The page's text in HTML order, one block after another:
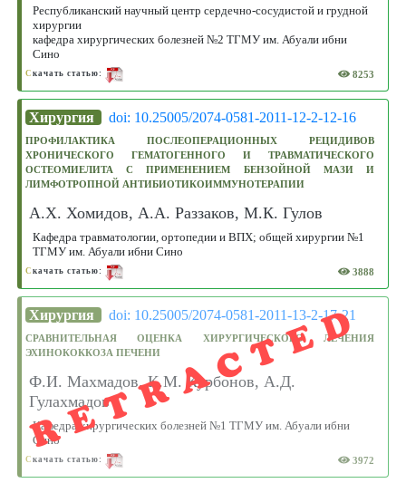
Республиканский научный центр сердечно-сосудистой и грудной
хирургии
кафедра хирургических болезней №2 ТГМУ им. Абуали ибни
Сино
С качать статью: 8253
Хирургия doi: 10.25005/2074-0581-2011-12-2-12-16
ПРОФИЛАКТИКА ПОСЛЕОПЕРАЦИОННЫХ РЕЦИДИВОВ
ХРОНИЧЕСКОГО ГЕМАТОГЕННОГО И ТРАВМАТИЧЕСКОГО
ОСТЕОМИЕЛИТА С ПРИМЕНЕНИЕМ БЕНЗОЙНОЙ МАЗИ И
ЛИМФОТРОПНОЙ АНТИБИОТИКОИММУНОТЕРАПИИ
А.Х. Хомидов, А.А. Раззаков, М.К. Гулов
Кафедра травматологии, ортопедии и ВПХ; общей хирургии №1
ТГМУ им. Абуали ибни Сино
С качать статью: 3888
Хирургия doi: 10.25005/2074-0581-2011-13-2-17-21
СРАВНИТЕЛЬНАЯ ОЦЕНКА ХИРУРГИЧЕСКОГО ЛЕЧЕНИЯ
ЭХИНОКОККОЗА ПЕЧЕНИ
Ф.И. Махмадов, К.М. Курбонов, А.Д.
Гулахмадов
Кафедра хирургических болезней №1 ТГМУ им. Абуали ибни
Сино
С качать статью: 3972
RETRACTED